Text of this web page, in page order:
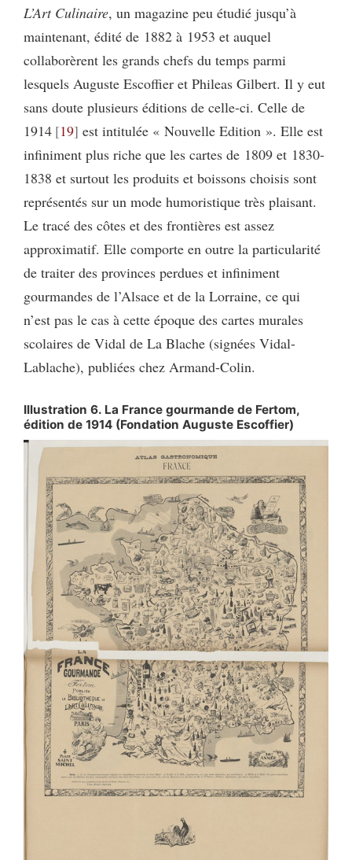
L’Art Culinaire, un magazine peu étudié jusqu’à
maintenant, édité de 1882 à 1953 et auquel
collaborèrent les grands chefs du temps parmi
lesquels Auguste Escoffier et Phileas Gilbert. Il y eut
sans doute plusieurs éditions de celle-ci. Celle de
1914 19 est intitulée « Nouvelle Edition ». Elle est
infiniment plus riche que les cartes de 1809 et 1830-
1838 et surtout les produits et boissons choisis sont
représentés sur un mode humoristique très plaisant.
Le tracé des côtes et des frontières est assez
approximatif. Elle comporte en outre la particularité
de traiter des provinces perdues et infiniment
gourmandes de l’Alsace et de la Lorraine, ce qui
n’est pas le cas à cette époque des cartes murales
scolaires de Vidal de La Blache (signées Vidal-
Lablache), publiées chez Armand-Colin.
Illustration 6. La France gourmande de Fertom,
édition de 1914 (Fondation Auguste Escoffier)